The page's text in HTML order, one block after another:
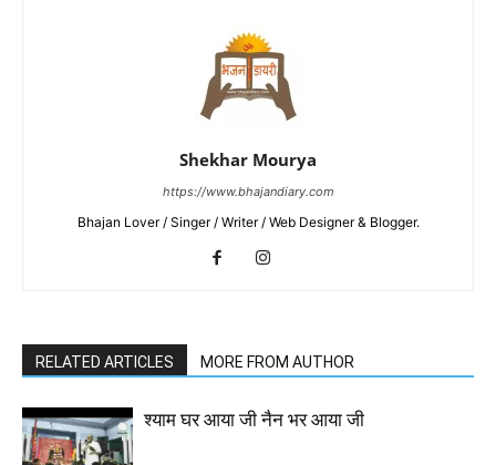
Shekhar Mourya
https://www.bhajandiary.com
Bhajan Lover / Singer / Writer / Web Designer & Blogger.
RELATED ARTICLES MORE FROM AUTHOR
श्याम घर आया जी नैन भर आया जी